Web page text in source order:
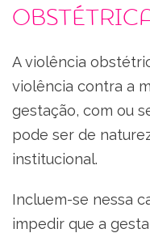
A violência
violência contra a
gestação, com ou
pode ser de
institucional.
Incluem-se nessa
impedir que a